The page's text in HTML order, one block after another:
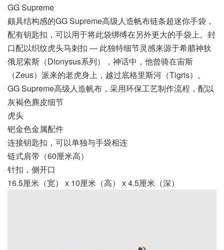
GG Supreme
颇具结构感的GG Supreme高级人造帆布链条超迷你手袋，
配有钥匙扣，可以用于将此袋绑缚在另外更大的手袋上。封
口配以织纹虎头马刺扣 — 此独特细节灵感来源于希腊神狄
俄尼索斯（Dionysus系列），神话中，他曾骑在宙斯
（Zeus）派来的老虎身上，越过底格里斯河（Tigris）。
GG Supreme高级人造帆布，采用环保工艺制作流程，配以
灰褐色麂皮细节
虎头
钯金色金属配件
连接钥匙扣，可以单独与手袋相连
链式肩带（60厘米高）
针扣，侧开口
16.5厘米（宽） x 10厘米（高） x 4.5厘米（深）